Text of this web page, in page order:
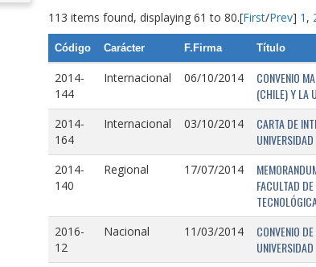
113 items found, displaying 61 to 80.[First/Prev] 1 ,
Código Carácter F.Firma Título
2014-
144
Internacional 06/10/2014
CONVENIO
(CHILE) Y LA
2014-
164
Internacional 03/10/2014
CARTA DE
2014-
140
Regional 17/07/2014
FACULTAD
2016-
12
Nacional 11/03/2014
CONVENIO